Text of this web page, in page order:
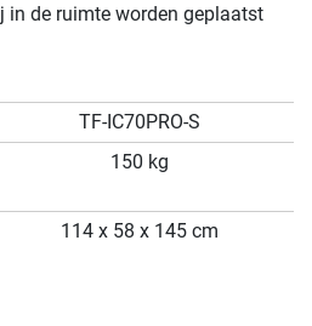
in de ruimte worden geplaatst
TF-IC70PRO-S
150 kg
114 x 58 x 145 cm